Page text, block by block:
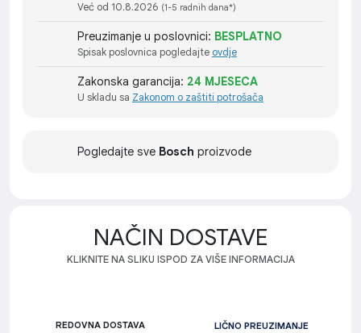
Već od 10.8.2026 (1-5 radnih dana*)
Preuzimanje u poslovnici: BESPLATNO
Spisak poslovnica pogledajte ovdje
Zakonska garancija: 24 MJESECA
U skladu sa Zakonom o zaštiti potrošača
Pogledajte sve Bosch proizvode
NAČIN DOSTAVE
KLIKNITE NA SLIKU ISPOD ZA VIŠE INFORMACIJA
REDOVNA DOSTAVA LIČNO PREUZIMANJE